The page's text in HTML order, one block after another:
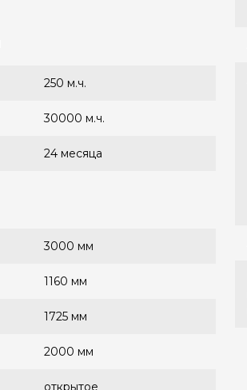
250 м.ч.
30000 м.ч.
24 месяца
3000 мм
1160 мм
1725 мм
2000 мм
открытое